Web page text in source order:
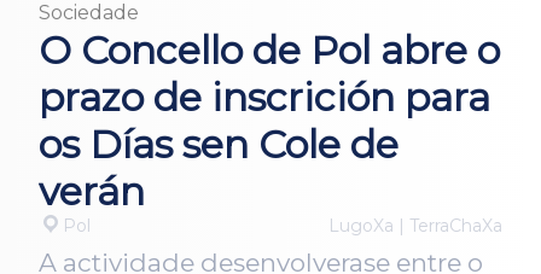
Sociedade
O Concello de Pol abre o
prazo de inscrición para
os Días sen Cole de
verán
Pol LugoXa | TerraChaXa
A actividade desenvolverase entre o